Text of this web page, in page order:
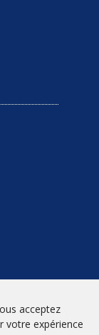
acceptez
votre expérience